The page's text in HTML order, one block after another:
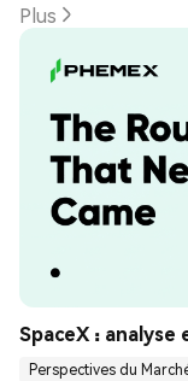
Plus
SpaceX : analyse
Perspectives du